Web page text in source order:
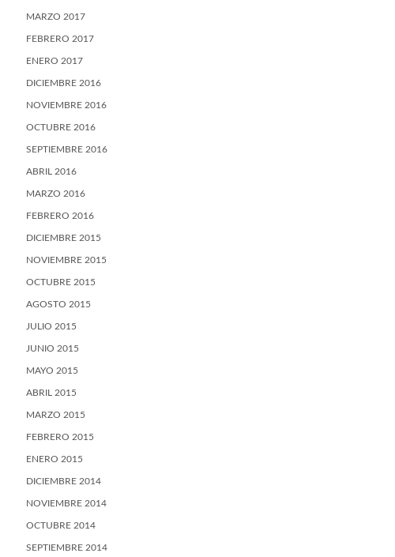
MARZO 2017
FEBRERO 2017
ENERO 2017
DICIEMBRE 2016
NOVIEMBRE 2016
OCTUBRE 2016
SEPTIEMBRE 2016
ABRIL 2016
MARZO 2016
FEBRERO 2016
DICIEMBRE 2015
NOVIEMBRE 2015
OCTUBRE 2015
AGOSTO 2015
JULIO 2015
JUNIO 2015
MAYO 2015
ABRIL 2015
MARZO 2015
FEBRERO 2015
ENERO 2015
DICIEMBRE 2014
NOVIEMBRE 2014
OCTUBRE 2014
SEPTIEMBRE 2014